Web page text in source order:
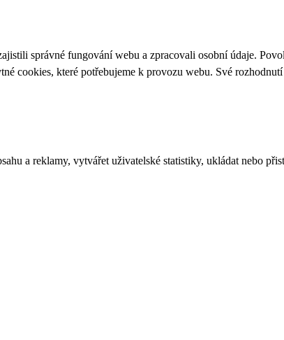
správné fungování webu a zpracovali osobní údaje.
cookies, které potřebujeme k provozu webu. Své
a reklamy, vytvářet uživatelské statistiky, ukládat nebo